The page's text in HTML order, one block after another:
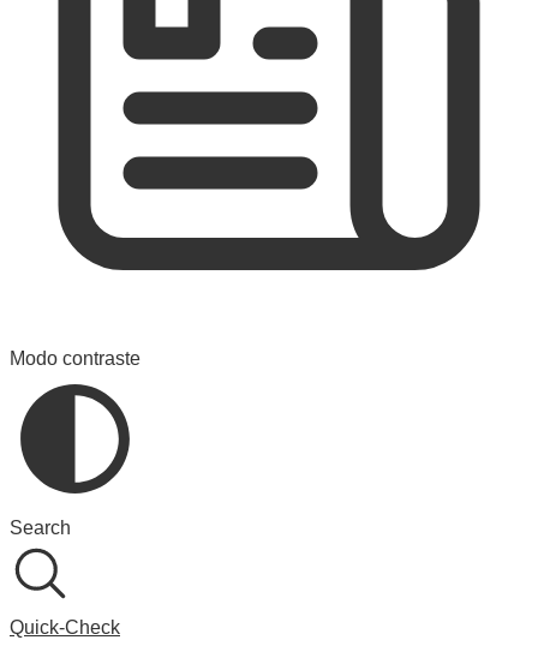
Modo contraste
Search
Quick-Check